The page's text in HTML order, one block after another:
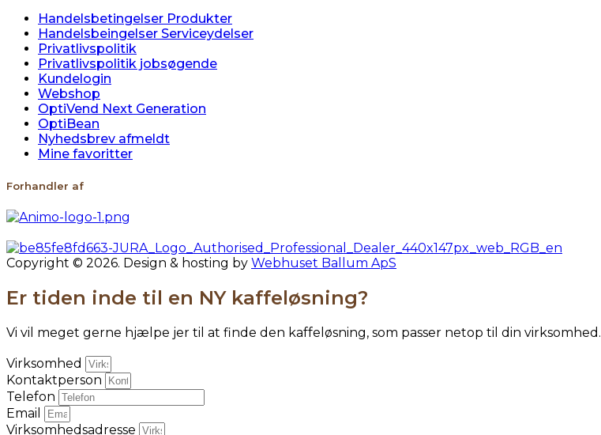
Handelsbetingelser Produkter
Handelsbeingelser Serviceydelser
Privatlivspolitik
Privatlivspolitik jobsøgende
Kundelogin
Webshop
OptiVend Next Generation
OptiBean
Nyhedsbrev afmeldt
Mine favoritter
Forhandler af
Copyright © 2026. Design & hosting by Webhuset Ballum ApS
Er tiden inde til en NY kaffeløsning?
Vi vil meget gerne hjælpe jer til at finde den kaffeløsning, som passer netop til din virksomhed.
Virksomhed
Kontaktperson
Telefon
Email
Virksomhedsadresse